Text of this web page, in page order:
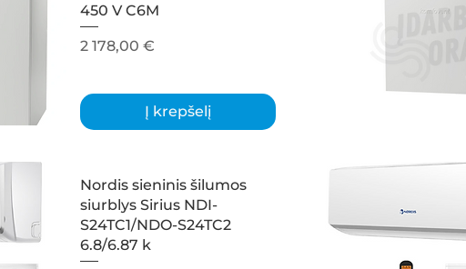
450 V C6M
Kaina
2 178,00 €
Į krepšelį
Nordis sieninis šilumos
siurblys Sirius NDI-
S24TC1/NDO-S24TC2
6.8/6.87 k